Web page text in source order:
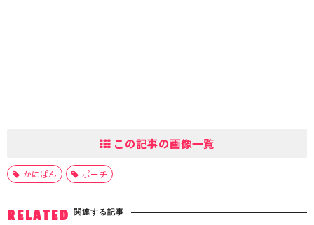
この記事の画像一覧
かにぱん ポーチ
RELATED 関連する記事